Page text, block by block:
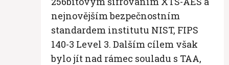
nejnovějším bezpečnostním
standardem institutu NIST, FIPS
140-3 Level 3. Dalším cílem však
bylo jít nad rámec souladu s TAA,